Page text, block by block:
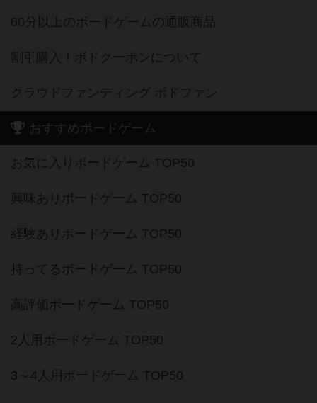
60分以上のボードゲームの通販商品
割引購入！ボドクーポンについて
クラウドファンディング ボドファン
おすすめボードゲーム
お気に入りボードゲーム TOP50
興味ありボードゲーム TOP50
経験ありボードゲーム TOP50
持ってるボードゲーム TOP50
高評価ボードゲーム TOP50
2人用ボードゲーム TOP50
3～4人用ボードゲーム TOP50